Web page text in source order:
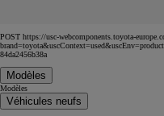
POST https://usc-webcomponents.toyota-
84da2456b38a
Modèles
Modèles
Véhicules neufs